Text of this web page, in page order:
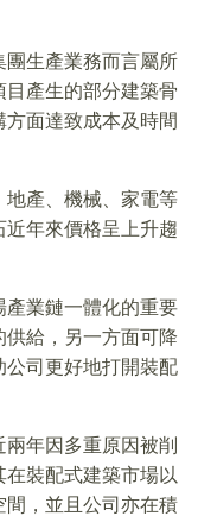
團生產業務而言屬所
產生的部分建築骨
面達致成本及時間
地產、機械、家電等
年來價格呈上升趨
產業鏈一體化的重要
給，另一方面可降
公司更好地打開裝配
年因多重原因被削
裝配式建築市場以
間，並且公司亦在積